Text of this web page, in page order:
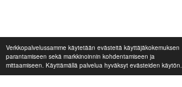
Verkkopalvelussamme käytetään evästeitä käyttäjäkokemuksen
parantamiseen sekä markkinoinnin kohdentamiseen ja
mittaamiseen. Käyttämällä palvelua hyväksyt evästeiden käytön.